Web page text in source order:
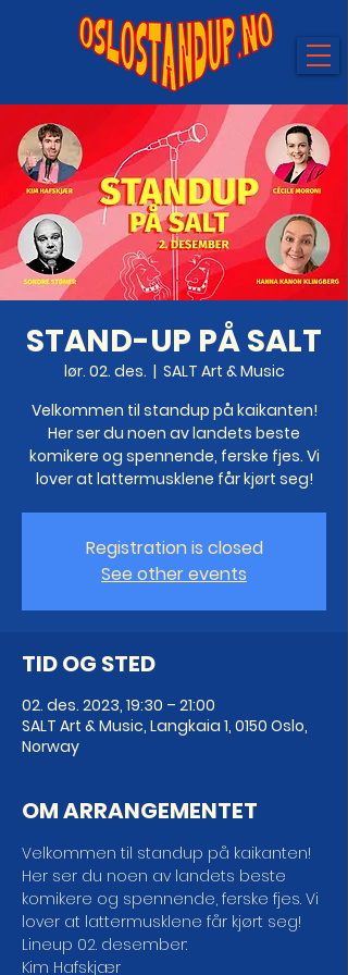
STAND-UP PÅ SALT
lør. 02. des.
  |
SALT Art & Music
Velkommen til standup på kaikanten!
Her ser du noen av landets beste
komikere og spennende, ferske fjes. Vi
lover at lattermusklene får kjørt seg!
Registration is closed
See other events
TID OG STED
02. des. 2023, 19:30 – 21:00
SALT Art & Music, Langkaia 1, 0150 Oslo,
Norway
OM ARRANGEMENTET
Velkommen til standup på kaikanten!
Her ser du noen av landets beste
komikere og spennende, ferske fjes. Vi
lover at lattermusklene får kjørt seg!
Lineup 02. desember:
Kim Hafskjær